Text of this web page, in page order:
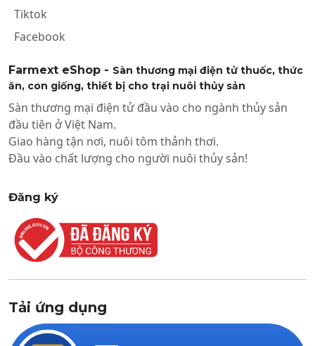
Tiktok
Facebook
Farmext eShop - Sàn thương mại điện tử thuốc, thức
ăn, con giống, thiết bị cho trại nuôi thủy sản
Sàn thương mại điện tử đầu vào cho ngành thủy sản
đầu tiên ở Việt Nam.
Giao hàng tận nơi, nuôi tôm thảnh thơi.
Đầu vào chất lượng cho người nuôi thủy sản!
Đăng ký
Tải ứng dụng